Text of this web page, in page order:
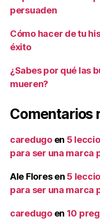
persuaden
Cómo hacer de tu
éxito
¿Sabes por qué las
mueren?
Comentarios
caredugoen 5
para ser una marca
Ale Floresen 5
para ser una marca
caredugoen 10